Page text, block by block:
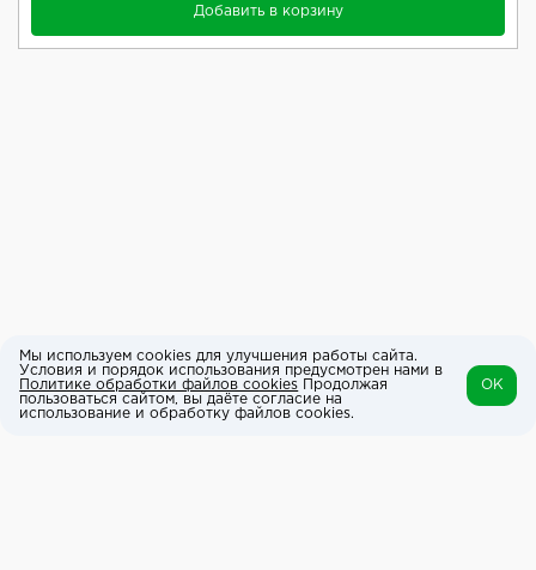
Добавить в корзину
Мы используем cookies для улучшения работы сайта.
Условия и порядок использования предусмотрен нами в
Политике обработки файлов cookies Продолжая
пользоваться сайтом, вы даёте согласие на
использование и обработку файлов cookies.
OK